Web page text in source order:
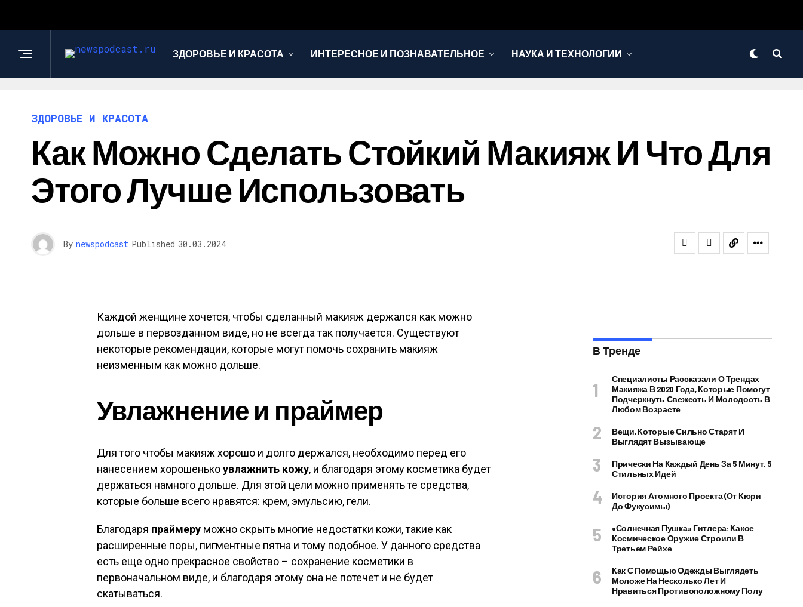
ЗДОРОВЬЕ И КРАСОТА ИНТЕРЕСНОЕ И ПОЗНАВАТЕЛЬНОЕ НАУКА И ТЕХНОЛОГИИ
ЗДОРОВЬЕ И КРАСОТА
Как Можно Сделать Стойкий Макияж И Что Для
Этого Лучше Использовать
By newspodcast Published 30.03.2024
Каждой женщине хочется, чтобы сделанный макияж держался как можно
дольше в первозданном виде, но не всегда так получается. Существуют
некоторые рекомендации, которые могут помочь сохранить макияж
неизменным как можно дольше.
Увлажнение и праймер
Для того чтобы макияж хорошо и долго держался, необходимо перед его
нанесением хорошенькоувлажнить кожу, и благодаря этому косметика будет
держаться намного дольше. Для этой цели можно применять те средства,
которые больше всего нравятся: крем, эмульсию, гели.
Благодаря праймеру можно скрыть многие недостатки кожи, такие как
расширенные поры, пигментные пятна и тому подобное. У данного средства
есть еще одно прекрасное свойство – сохранение косметики в
первоначальном виде, и благодаря этому она не потечет и не будет
скатываться.
В Тренде
Специалисты Рассказали О Трендах
Макияжа В 2020 Года, Которые Помогут
Подчеркнуть Свежесть И Молодость В
Любом Возрасте
Вещи, Которые Сильно Старят И
Выглядят Вызывающе
Прически На Каждый День За 5 Минут, 5
Стильных Идей
История Атомного Проекта (от Кюри
До Фукусимы)
«Солнечная Пушка» Гитлера: Какое
Космическое Оружие Строили В
Третьем Рейхе
Как С Помощью Одежды Выглядеть
Моложе На Несколько Лет И
Нравиться Противоположному Полу